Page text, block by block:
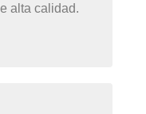
alta calidad.